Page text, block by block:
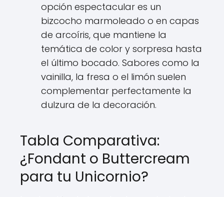
opción espectacular es un
bizcocho marmoleado o en capas
de arcoíris, que mantiene la
temática de color y sorpresa hasta
el último bocado. Sabores como la
vainilla, la fresa o el limón suelen
complementar perfectamente la
dulzura de la decoración.
Tabla Comparativa:
¿Fondant o Buttercream
para tu Unicornio?